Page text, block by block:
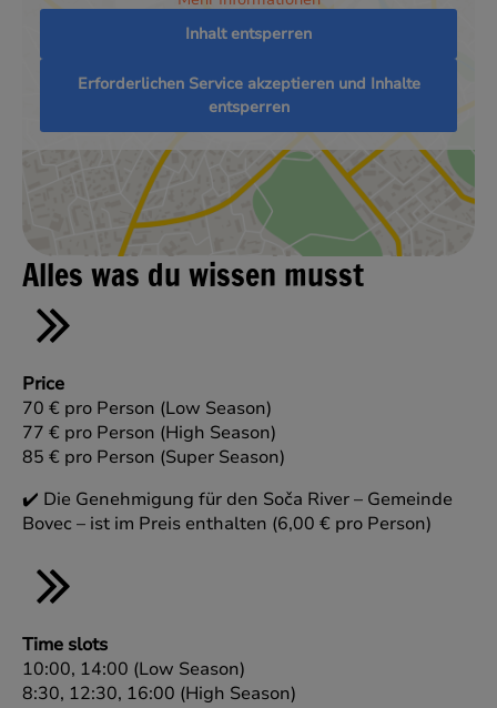
Inhalt entsperren
Erforderlichen Service akzeptieren und Inhalte
entsperren
Alles was du wissen musst
Price
70 € pro Person (Low Season)
77 € pro Person (High Season)
85 € pro Person (Super Season)
✔️ Die Genehmigung für den Soča River – Gemeinde
Bovec – ist im Preis enthalten (6,00 € pro Person)
Time slots
10:00, 14:00 (Low Season)
8:30, 12:30, 16:00 (High Season)